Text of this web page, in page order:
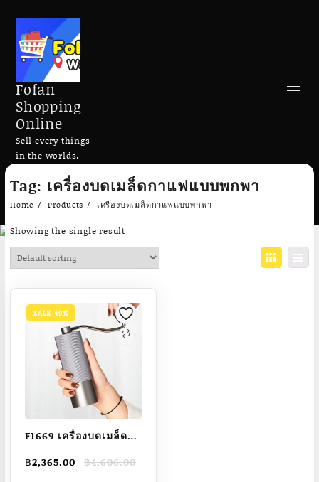
Skip
content
Fofan
Shopping
Online
Sell every things
in the worlds.
Search
Tag: เครื่องบดเมล็ดกาแฟแบบพกพา
Home Products เครื่องบดเมล็ดกาแฟแบบพกพา
Showing the single result
SALE 49%
F1669 เครื่องบดเมล็ด
ครัวเรือนขนาดเล็ก
฿4,606.00
Original
฿2,365.00
Current
Add to cart